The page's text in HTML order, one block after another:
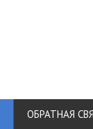
ОБРАТНАЯ